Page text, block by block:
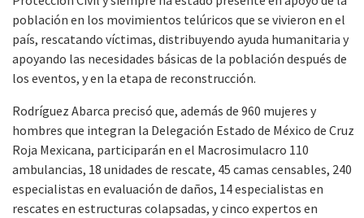
población en los movimientos telúricos que se vivieron en el
país, rescatando víctimas, distribuyendo ayuda humanitaria y
apoyando las necesidades básicas de la población después de
los eventos, y en la etapa de reconstrucción.
Rodríguez Abarca precisó que, además de 960 mujeres y
hombres que integran la Delegación Estado de México de Cruz
Roja Mexicana, participarán en el Macrosimulacro 110
ambulancias, 18 unidades de rescate, 45 camas censables, 240
especialistas en evaluación de daños, 14 especialistas en
rescates en estructuras colapsadas, y cinco expertos en